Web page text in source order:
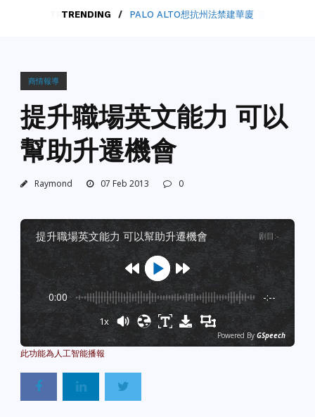
TRENDING / PALO ALTO想抗州法禁建華廈
商情報導
提升職場英文能力 可以
幫助升遷機會
Raymond 07 Feb 2013 0
提升職場英文能力 可以幫助升遷機會 剧目 :-
0:00 -:--
1x
Powered By GSpeech